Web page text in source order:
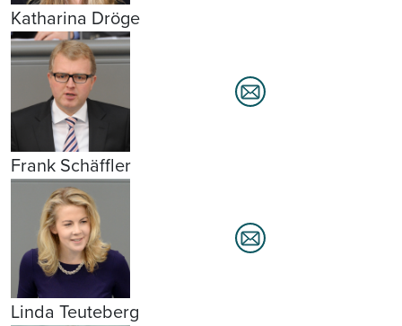
Katharina Dröge
Frank Schäffler
Linda Teuteberg